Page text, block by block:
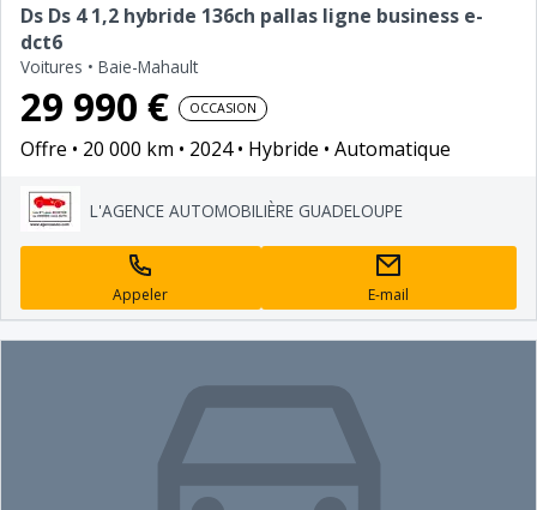
Ds Ds 4 1,2 hybride 136ch pallas ligne business e-
dct6
Voitures • Baie-Mahault
29 990 € OCCASION
Offre 20 000 km 2024 Hybride Automatique
L'AGENCE AUTOMOBILIÈRE GUADELOUPE
Appeler E-mail